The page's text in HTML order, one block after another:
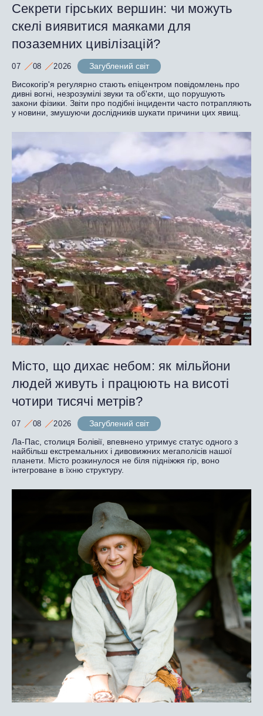
Секрети гірських вершин: чи можуть
скелі виявитися маяками для
позаземних цивілізацій?
07 08 2026
Загублений світ
Високогір'я регулярно стають епіцентром повідомлень про
дивні вогні, незрозумілі звуки та об'єкти, що порушують
закони фізики. Звіти про подібні інциденти часто потрапляють
у новини, змушуючи дослідників шукати причини цих явищ.
Місто, що дихає небом: як мільйони
людей живуть і працюють на висоті
чотири тисячі метрів?
07 08 2026
Загублений світ
Ла-Пас, столиця Болівії, впевнено утримує статус одного з
найбільш екстремальних і дивовижних мегаполісів нашої
планети. Місто розкинулося не біля підніжжя гір, воно
інтегроване в їхню структуру.